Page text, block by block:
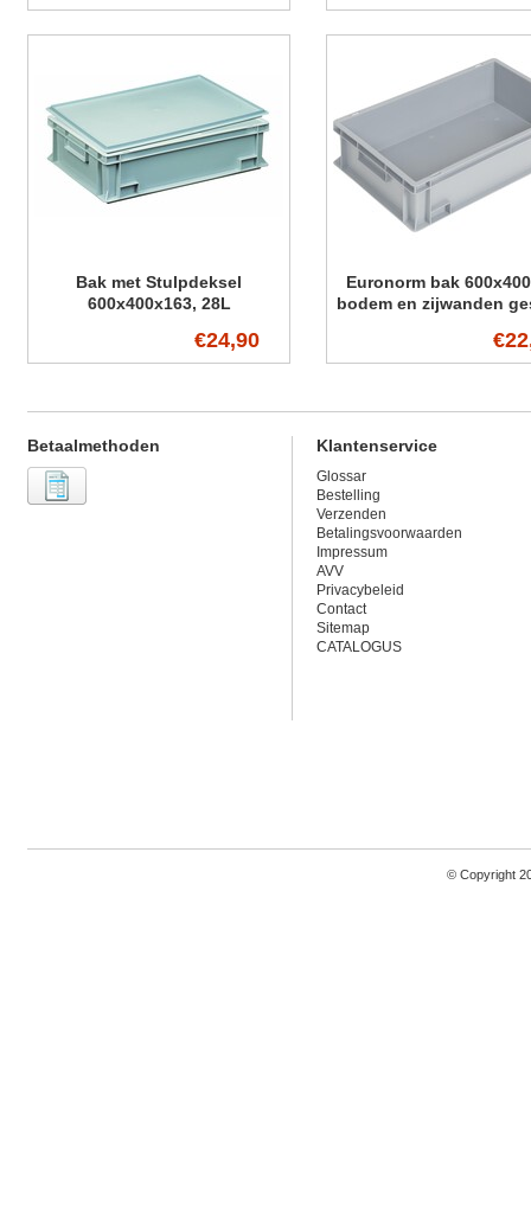
Bak met Stulpdeksel
600x400x163, 28L
€24,90
Euronorm bak
bodem en zijwanden
Betaalmethoden Klantenservice
Glossar
Bestelling
Verzenden
Betalingsvoorwaarden
Impressum
AVV
Privacybeleid
Contact
Sitemap
CATALOGUS
© Copyright